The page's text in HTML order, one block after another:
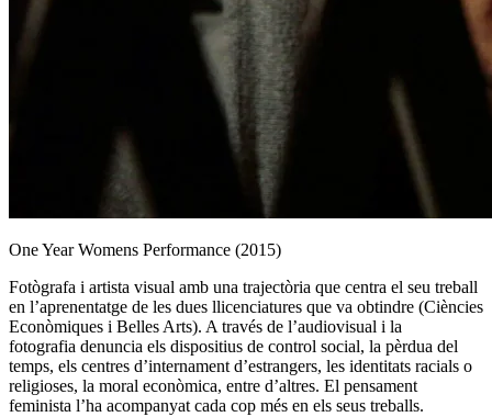
One Year Womens Performance (2015)
Fotògrafa i artista visual amb una trajectòria que centra el seu treball
en l’aprenentatge de les dues llicenciatures que va obtindre (Ciències
Econòmiques i Belles Arts). A través de l’audiovisual i la
fotografia denuncia els dispositius de control social, la pèrdua del
temps, els centres d’internament d’estrangers, les identitats racials o
religioses, la moral econòmica, entre d’altres. El pensament
feminista l’ha acompanyat cada cop més en els seus treballs.